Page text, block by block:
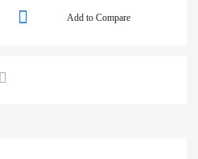
Add to Compare